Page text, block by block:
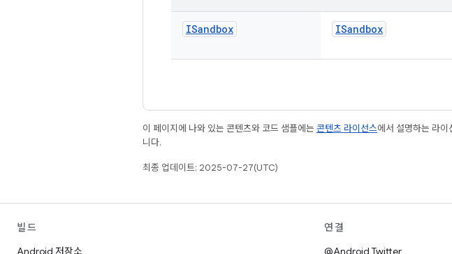
ISandbox ISandbox
이 페이지에 나와 있는 콘텐츠와 코드 샘플에는 콘텐츠 라이선스에서 설명하는 라
니다.
최종 업데이트: 2025-07-27(UTC)
빌드
Android 저장소
연결
@Android Twitter